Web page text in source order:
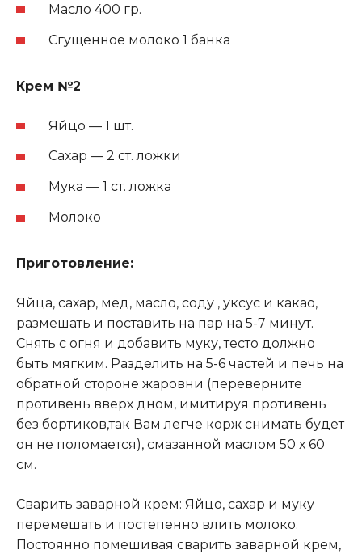
Масло 400 гр.
Сгущенное молоко 1 банка
Крем №2
Яйцо — 1 шт.
Сахар — 2 ст. ложки
Мука — 1 ст. ложка
Молоко
Приготовление:
Яйца, сахар, мёд, масло, соду , уксус и какао,
размешать и поставить на пар на 5-7 минут.
Снять с огня и добавить муку, тесто должно
быть мягким. Разделить на 5-6 частей и печь на
обратной стороне жаровни (переверните
противень вверх дном, имитируя противень
без бортиков,так Вам легче корж снимать будет
он не поломается), смазанной маслом 50 х 60
см.
Сварить заварной крем: Яйцо, сахар и муку
перемешать и постепенно влить молоко.
Постоянно помешивая сварить заварной крем,